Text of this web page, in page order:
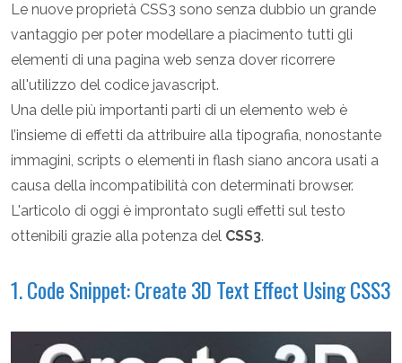
Le nuove proprietà CSS3 sono senza dubbio un grande
vantaggio per poter modellare a piacimento tutti gli
elementi di una pagina web senza dover ricorrere
all'utilizzo del codice javascript.
Una delle più importanti parti di un elemento web è
l’insieme di effetti da attribuire alla tipografia, nonostante
immagini, scripts o elementi in flash siano ancora usati a
causa della incompatibilità con determinati browser.
L'articolo di oggi è improntato sugli effetti sul testo
ottenibili grazie alla potenza del CSS3.
1. Code Snippet: Create 3D Text Effect Using CSS3